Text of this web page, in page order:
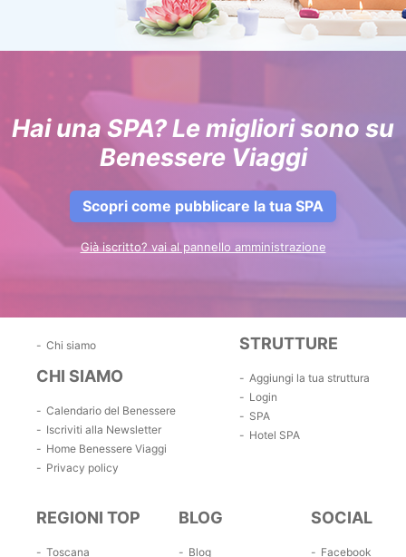
Hai una SPA? Le migliori sono su
Benessere Viaggi
Scopri come pubblicare la tua SPA
Già iscritto? vai al pannello amministrazione
Chi siamo
CHI SIAMO
Calendario del Benessere
Iscriviti alla Newsletter
Home Benessere Viaggi
Privacy policy
STRUTTURE
Aggiungi la tua struttura
Login
SPA
Hotel SPA
REGIONI TOP
Toscana
BLOG
Blog
SOCIAL
Facebook